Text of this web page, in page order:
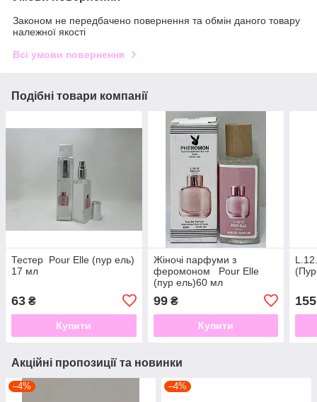
Законом не передбачено повернення та обмін даного товару
належної якості
Всі умови повернення
Подібні товари компанії
Тестер Pour Elle (пур ель)
17 мл
63 ₴
Купити
Жіночі парфуми з
феромоном Pour Elle
(пур ель)60 мл
99₴
Купити
155
Акційні пропозиції та новинки
–4% –4%